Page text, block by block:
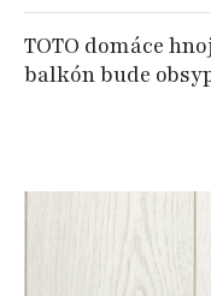
TOTO domáce
balkón bude